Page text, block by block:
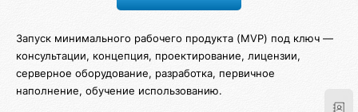
Запуск минимального рабочего продукта (MVP) под ключ —
консультации, концепция, проектирование, лицензии,
серверное оборудование, разработка, первичное
наполнение, обучение использованию.